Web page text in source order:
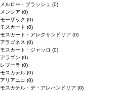
メルロー・ブラッシュ (0)
メンシア (0)
モーザック (0)
モスカート (0)
モスカート・アレクサンドリア (0)
アラゴネス (0)
モスカート・ジャッロ (0)
アラゴン (0)
レブーラ (0)
モスカテル (0)
アリアニコ (0)
モスカテル・デ・アレハンドリア (0)